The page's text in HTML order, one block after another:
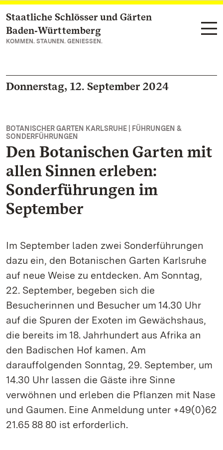
Zum Hauptinhalt springen
Staatliche Schlösser und Gärten
Baden‑Württemberg
KOMMEN. STAUNEN. GENIESSEN.
Donnerstag, 12. September 2024
BOTANISCHER GARTEN KARLSRUHE | FÜHRUNGEN &
SONDERFÜHRUNGEN
Den Botanischen Garten mit
allen Sinnen erleben:
Sonderführungen im
September
Im September laden zwei Sonderführungen
dazu ein, den Botanischen Garten Karlsruhe
auf neue Weise zu entdecken. Am Sonntag,
22. September, begeben sich die
Besucherinnen und Besucher um 14.30 Uhr
auf die Spuren der Exoten im Gewächshaus,
die bereits im 18. Jahrhundert aus Afrika an
den Badischen Hof kamen. Am
darauffolgenden Sonntag, 29. September, um
14.30 Uhr lassen die Gäste ihre Sinne
verwöhnen und erleben die Pflanzen mit Nase
und Gaumen. Eine Anmeldung unter +49(0)62
21.65 88 80 ist erforderlich.